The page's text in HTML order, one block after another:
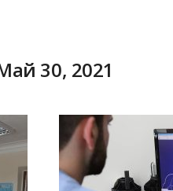
30, 2021